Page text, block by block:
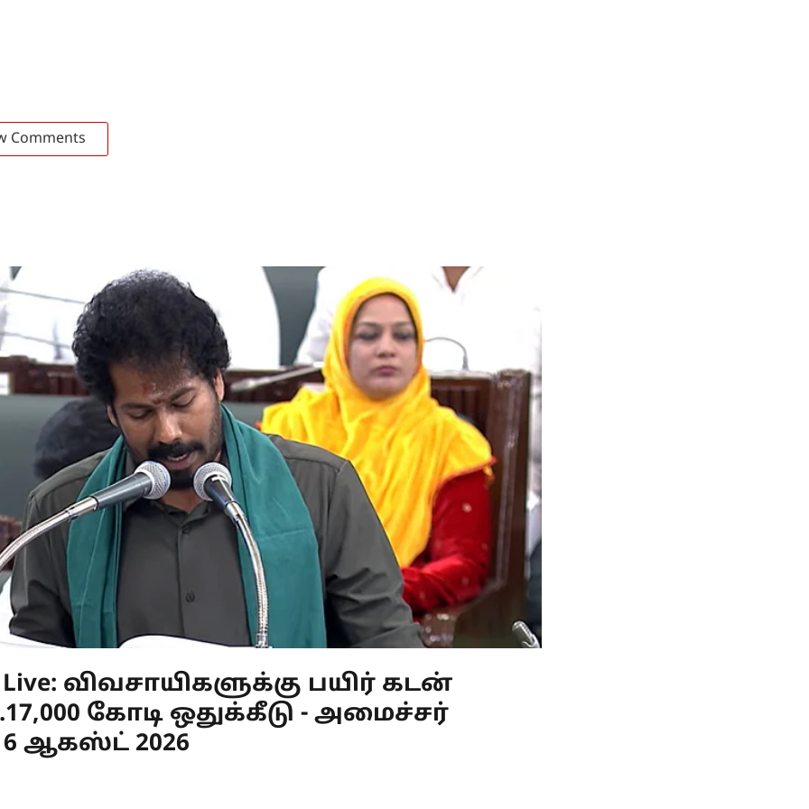
Comments
Live: விவசாயிகளுக்கு பயிர் கடன்
கோடி ஒதுக்கீடு - அமைச்சர்
ஆகஸ்ட் 2026